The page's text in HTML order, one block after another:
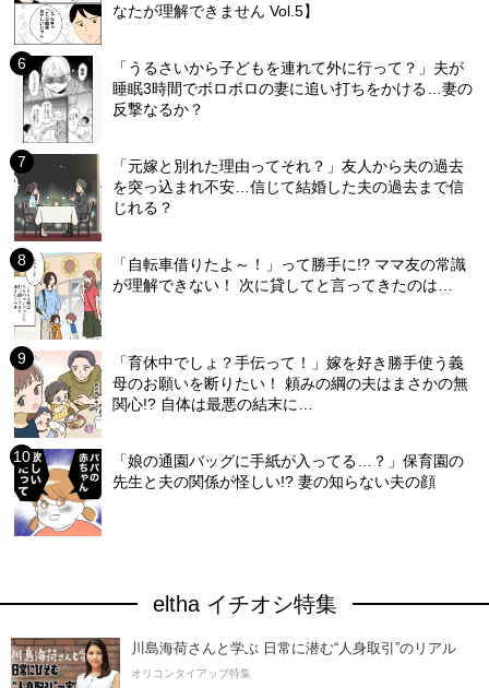
なたが理解できません Vol.5】
「うるさいから子どもを連れて外に行って？」夫が
睡眠3時間でボロボロの妻に追い打ちをかける…妻の
反撃なるか？
「元嫁と別れた理由ってそれ？」友人から夫の過去
を突っ込まれ不安…信じて結婚した夫の過去まで信
じれる？
「自転車借りたよ～！」って勝手に!? ママ友の常識
が理解できない！ 次に貸してと言ってきたのは…
「育休中でしょ？手伝って！」嫁を好き勝手使う義
母のお願いを断りたい！ 頼みの綱の夫はまさかの無
関心!? 自体は最悪の結末に…
「娘の通園バッグに手紙が入ってる…？」保育園の
先生と夫の関係が怪しい!? 妻の知らない夫の顔
eltha イチオシ特集
川島海荷さんと学ぶ 日常に潜む“人身取引”のリアル
オリコンタイアップ特集